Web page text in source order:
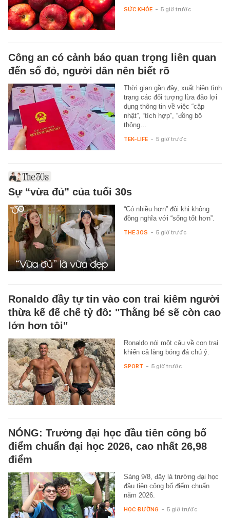
SỨC KHỎE - 5 giờ trước
Công an có cảnh báo quan trọng liên quan
đến sổ đỏ, người dân nên biết rõ
Thời gian gần đây, xuất hiện tình
trạng các đối tượng lừa đảo lợi
dụng thông tin về việc “cập
nhật”, “tích hợp”, “đồng bộ
thông…
TEK-LIFE - 5 giờ trước
Sự “vừa đủ” của tuổi 30s
“Có nhiều hơn” đôi khi không
đồng nghĩa với “sống tốt hơn”.
THE 30S - 5 giờ trước
Ronaldo đầy tự tin vào con trai kiêm người
thừa kế đế chế tỷ đô: "Thằng bé sẽ còn cao
lớn hơn tôi"
Ronaldo nói một câu về con trai
khiến cả làng bóng đá chú ý.
SPORT - 5 giờ trước
NÓNG: Trường đại học đầu tiên công bố
điểm chuẩn đại học 2026, cao nhất 26,98
điểm
Sáng 9/8, đây là trường đại học
đầu tiên công bố điểm chuẩn
năm 2026.
HỌC ĐƯỜNG - 5 giờ trước